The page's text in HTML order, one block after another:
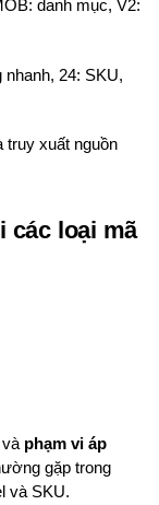
danh mục, V2:
24: SKU,
xuất nguồn
các loại mã
phạm vi áp
gặp trong
và SKU.